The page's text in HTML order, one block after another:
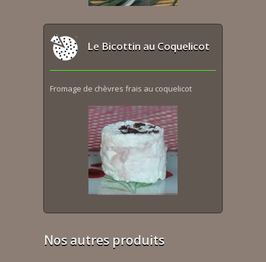
Le Bicottin au Coquelicot
Fromage de chèvres frais au coquelicot
Nos autres produits